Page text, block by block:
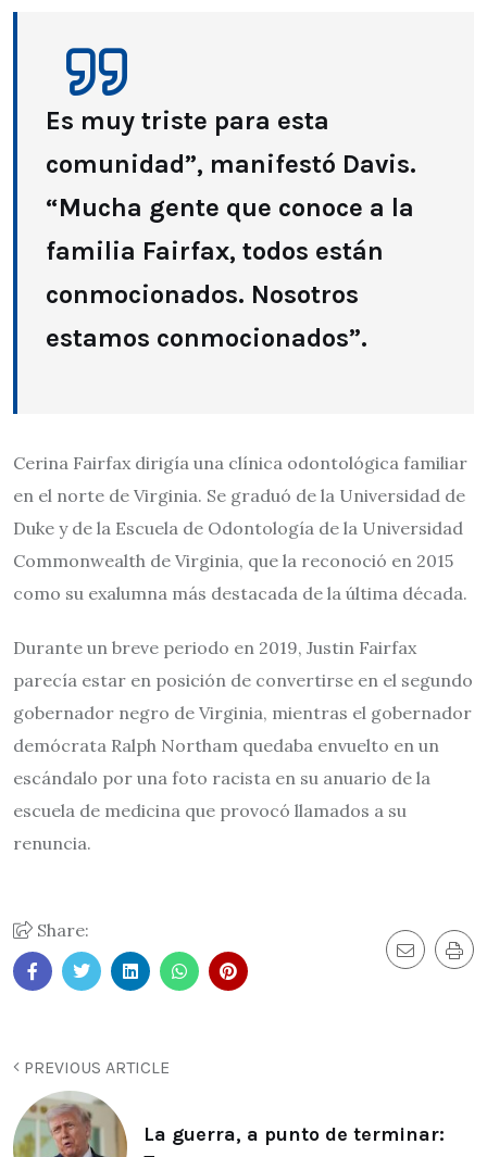
Es muy triste para esta
comunidad”, manifestó Davis.
“Mucha gente que conoce a la
familia Fairfax, todos están
conmocionados. Nosotros
estamos conmocionados”.
Cerina Fairfax dirigía una clínica odontológica familiar
en el norte de Virginia. Se graduó de la Universidad de
Duke y de la Escuela de Odontología de la Universidad
Commonwealth de Virginia, que la reconoció en 2015
como su exalumna más destacada de la última década.
Durante un breve periodo en 2019, Justin Fairfax
parecía estar en posición de convertirse en el segundo
gobernador negro de Virginia, mientras el gobernador
demócrata Ralph Northam quedaba envuelto en un
escándalo por una foto racista en su anuario de la
escuela de medicina que provocó llamados a su
renuncia.
Share:
PREVIOUS ARTICLE
La guerra, a punto de terminar: